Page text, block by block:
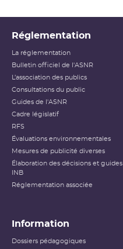
Réglementation
La réglementation
Bulletin officiel de l'ASNR
L’association des publics
Consultations du public
Guides de l'ASNR
Cadre législatif
RFS
Évaluations environnementales
Mesures de publicité diverses
Élaboration des décisions et guides
INB
Réglementation associée
Information
Dossiers pédagogiques